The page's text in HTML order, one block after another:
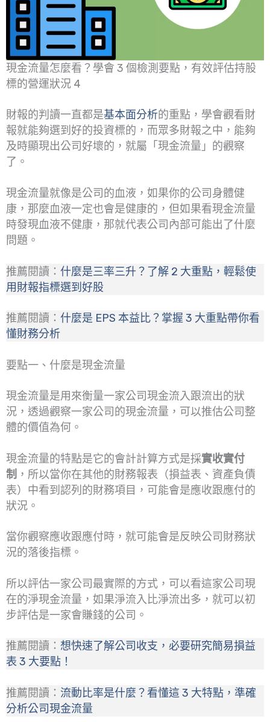
現金流量怎麼看？學會 3 個檢測要點，有效評估持股
標的營運狀況 4
財報的判讀一直都是基本面分析的重點，學會觀看財
報就能夠選到好的投資標的，而眾多財報之中，能夠
及時顯現出公司好壞的，就屬「現金流量」的觀察
了。
現金流量就像是公司的血液，如果你的公司身體健
康，那麼血液一定也會是健康的，但如果看現金流量
時發現血液不健康，那就代表公司內部可能出了什麼
問題。
推薦閱讀： 什麼是三率三升？了解 2 大重點，輕鬆使
用財報指標選到好股
推薦閱讀： 什麼是 EPS 本益比？掌握 3 大重點帶你看
懂財務分析
要點一、什麼是現金流量
現金流量是用來衡量一家公司現金流入跟流出的狀
況，透過觀察一家公司的現金流量，可以推估公司整
體的價值為何。
現金流量的特點是它的會計計算方式是採實收實付
制 ，所以當你在其他的財務報表（損益表、資產負債
表）中看到認列的財務項目，可能會是應收跟應付的
狀況。
當你觀察應收跟應付時，就可能會是反映公司財務狀
況的落後指標。
所以評估一家公司最實際的方式，可以看這家公司現
在的淨現金流量，如果淨流入比淨流出多，就可以初
步評估是一家會賺錢的公司。
推薦閱讀： 想快速了解公司收支，必要研究簡易損益
表 3 大要點！
推薦閱讀： 流動比率是什麼？看懂這 3 大特點，準確
分析公司現金流量